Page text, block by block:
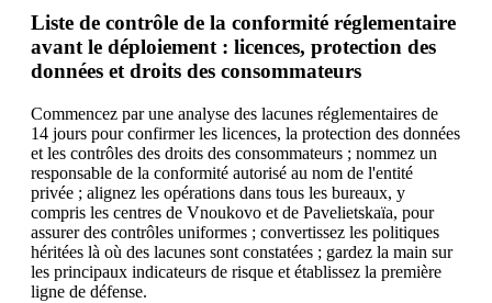
Liste de contrôle de la conformité réglementaire
avant le déploiement : licences, protection des
données et droits des consommateurs
Commencez par une analyse des lacunes réglementaires de
14 jours pour confirmer les licences, la protection des données
et les contrôles des droits des consommateurs ; nommez un
responsable de la conformité autorisé au nom de l'entité
privée ; alignez les opérations dans tous les bureaux, y
compris les centres de Vnoukovo et de Pavelietskaïa, pour
assurer des contrôles uniformes ; convertissez les politiques
héritées là où des lacunes sont constatées ; gardez la main sur
les principaux indicateurs de risque et établissez la première
ligne de défense.